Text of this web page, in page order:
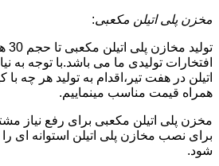
مخزن پلی اتیلن مکعبی:
افتخارات تولیدی ما می باشد.با توجه به
اتیلن در هفت تیر،اقدام به تولید هر چه
همراه قیمت مناسب مینماییم.
مخزن پلی اتیلن مکعبی برای رفع نیاز
برای نصب مخازن پلی اتیلن استوانه ای
شود.